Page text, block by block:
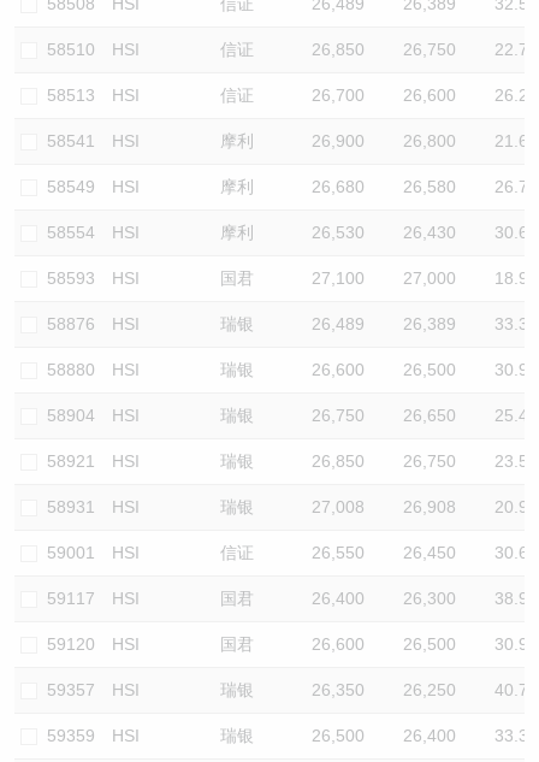
58510 HSI 信证 26,850 26,750 22.7
58513 HSI 信证 26,700 26,600 26.2
58541 HSI 摩利 26,900 26,800 21.6
58549 HSI 摩利 26,680 26,580 26.7
58554 HSI 摩利 26,530 26,430 30.6
58593 HSI 国君 27,100 27,000 18.9
58876 HSI 瑞银 26,489 26,389 33.3
58880 HSI 瑞银 26,600 26,500 30.9
58904 HSI 瑞银 26,750 26,650 25.4
58921 HSI 瑞银 26,850 26,750 23.5
58931 HSI 瑞银 27,008 26,908 20.9
59001 HSI 信证 26,550 26,450 30.6
59117 HSI 国君 26,400 26,300 38.9
59120 HSI 国君 26,600 26,500 30.9
59357 HSI 瑞银 26,350 26,250 40.7
59359 HSI 瑞银 26,500 26,400 33.3